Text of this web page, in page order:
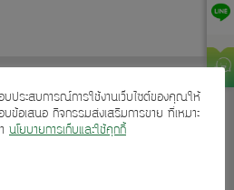
บประสบการณ์การใช้งานเว็บไซต์ของคุณให้
ข้อเสนอ กิจกรรมส่งเสริมการขาย ที่เหมาะ
นโยบายการเก็บและใช้คุกกี้